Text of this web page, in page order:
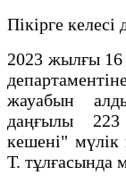
Пікірге
2023 жылғы 16
жауабын
даңғылы
кешені" мүлік
Т. тұлғасында